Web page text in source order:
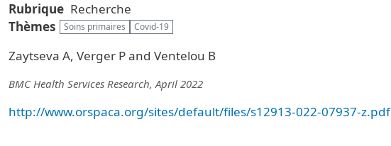
Rubrique Recherche
Thèmes
Soins primaires Covid-19
Zaytseva A, Verger P and Ventelou B
BMC Health Services Research, April 2022
http://www.orspaca.org/sites/default/files/s12913-022-07937-z.pdf